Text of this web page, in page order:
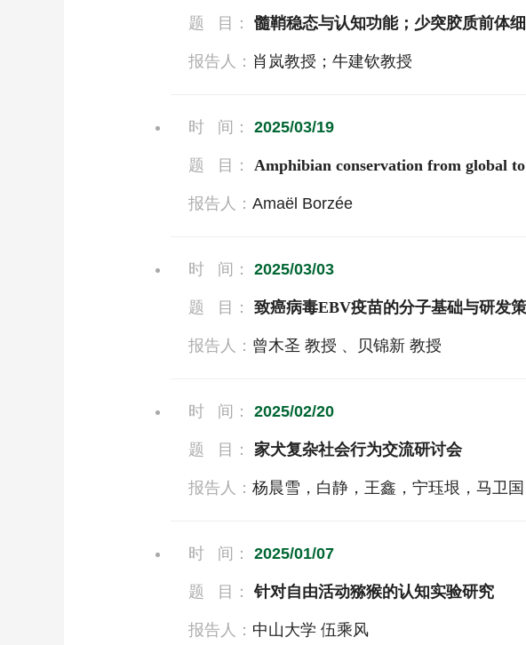
题 目： 髓鞘稳态与认知功能；少突胶质前体
报告人： 肖岚教授；牛建钦教授
时 间： 2025/03/19
题 目： Amphibian conservation from global
报告人： Amaël Borzée
时 间： 2025/03/03
题 目： 致癌病毒EBV疫苗的分子基础与研发
报告人： 曾木圣 教授 、贝锦新 教授
时 间： 2025/02/20
题 目： 家犬复杂社会行为交流研讨会
报告人： 杨晨雪，白静，王鑫，宁珏垠，马卫
时 间： 2025/01/07
题 目：针对自由活动猕猴的认知实验研究
报告人： 中山大学 伍乘风